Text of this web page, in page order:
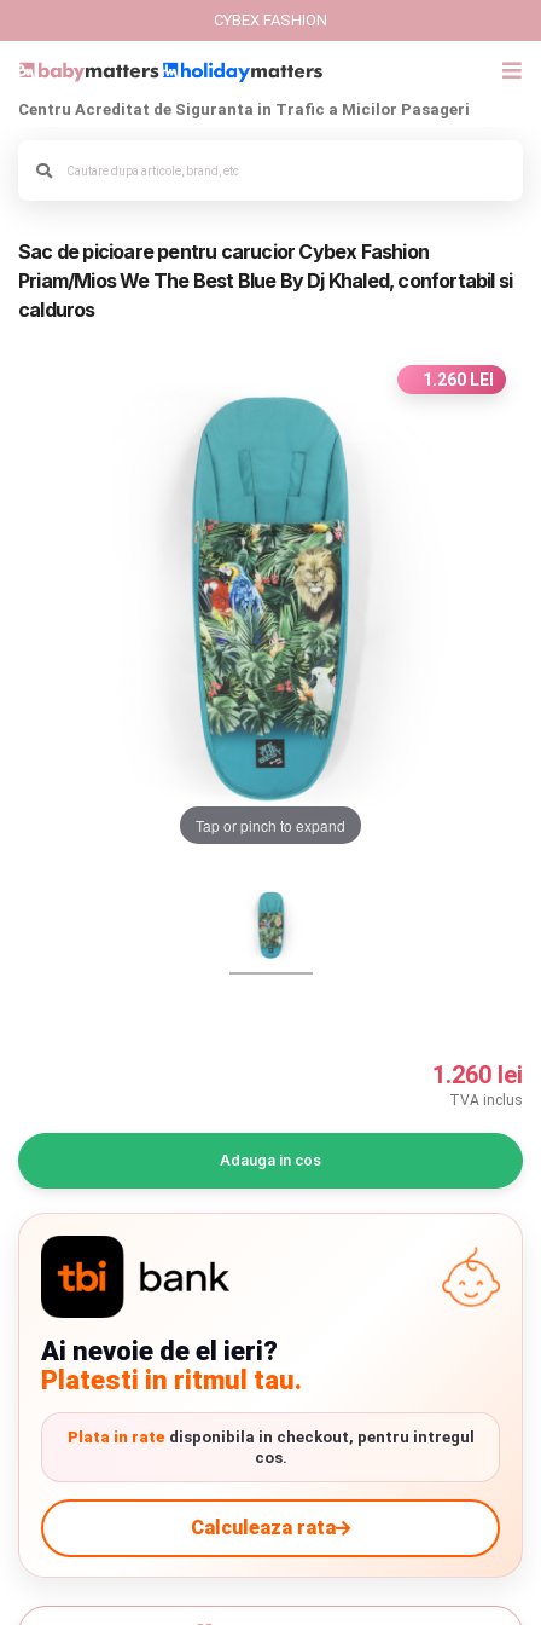
Italbaby Collections
Branduri
SCAUNE AUTO
SCOICI AUTO
CAMERA COPILULUI
MARSUPII BEBELUSI
HRANIRE SI DIVERSIFICARE
BAIE SI TOALETA
Informatii companie
Despre noi
Blog
Depozit
Q & A
Branduri
CYBEX FASHION
Centru Acreditat de Siguranta in Trafic a Micilor Pasageri
Sac de picioare pentru carucior Cybex Fashion
Priam/Mios We The Best Blue By Dj Khaled, confortabil si
calduros
1.260 LEI
Tap or pinch to expand
1.260 lei
TVA inclus
Adauga in cos
Ai nevoie de el ieri?
Platesti in ritmul tau.
Plata in ratedisponibila in checkout, pentru intregul
cos.
Calculeaza rata
Chrome cu detalii negre
Alege culoarea cadrului
Chrome cu detalii negre